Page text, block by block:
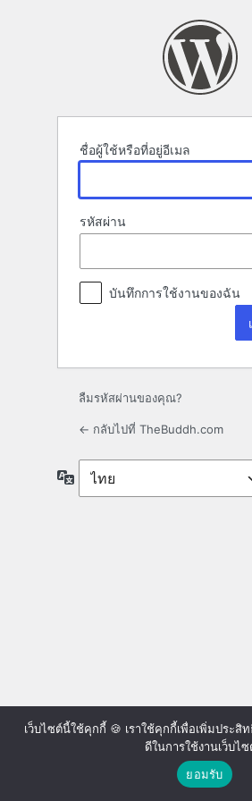
ชื่อผู้ใช้หรือที่อยู่อีเมล
รหัสผ่าน
บันทึกการใช้งานของฉัน
ลืมรหัสผ่านของคุณ?
← กลับไปที่ TheBuddh.com
ภาษา
เว็บไซต์นี้ใช้คุกกี้ 🍪 เราใช้คุกกี้เพื่อเพิ่มประ
ดีในการใช้งานเว็บไซ
ยอมรับ